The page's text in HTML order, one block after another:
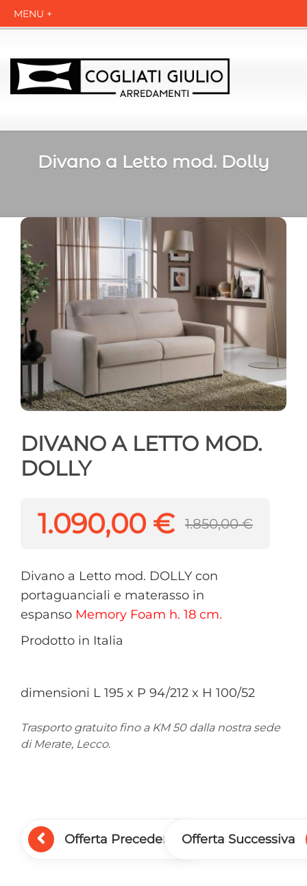
Divano a Letto mod. Dolly
DIVANO A LETTO MOD.
DOLLY
1.090,00 € 1.850,00 €
Divano a Letto mod. DOLLY con
portaguanciali e materasso in
espanso Memory Foam h. 18 cm.
Prodotto in Italia
dimensioni L 195 x P 94/212 x H 100/52
Trasporto gratuito fino a KM 50 dalla nostra sede
di Merate, Lecco.
Offerta PrecedenteOfferta Successiva